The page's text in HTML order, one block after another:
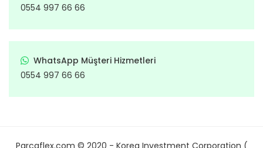
0554 997 66 66
WhatsApp Müşteri Hizmetleri
0554 997 66 66
Parcaflex.com © 2020 - Korea Investment Corporation (